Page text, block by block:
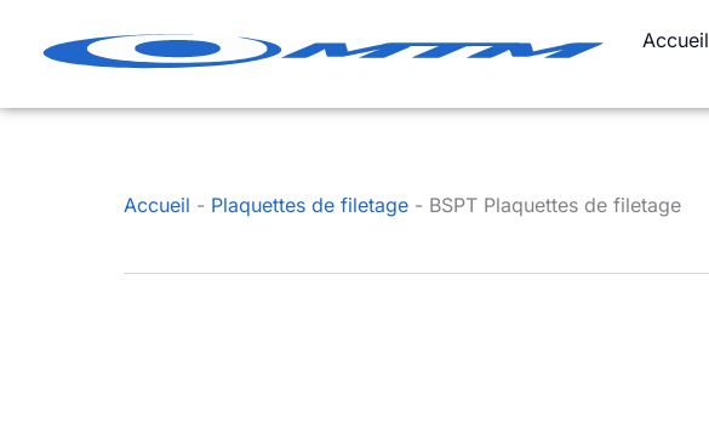
Accueil
Accueil - Plaquettes de filetage - BSPT Plaquettes de filetage